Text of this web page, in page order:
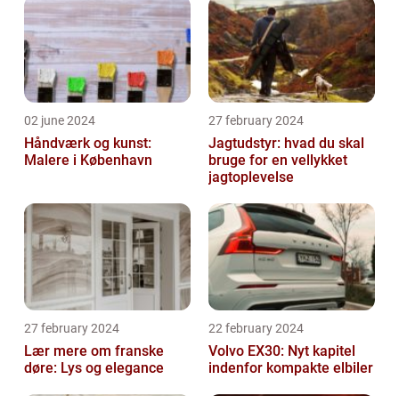
02 june 2024
Håndværk og kunst:
Malere i København
27 february 2024
Jagtudstyr: hvad du skal
bruge for en vellykket
jagtoplevelse
27 february 2024
Lær mere om franske
døre: Lys og elegance
22 february 2024
Volvo EX30: Nyt kapitel
indenfor kompakte elbiler